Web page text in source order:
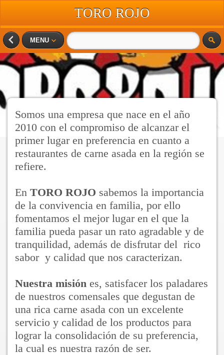
TORO ROJO
MENU
Somos una empresa que nace en el año
2010 con el compromiso de alcanzar el
primer lugar en preferencia en cuanto a
restaurantes de carne asada en la región se
refiere.
En TORO ROJO sabemos la importancia
de la convivencia en familia, por ello
fomentamos el mejor lugar en el que la
familia pueda pasar un rato agradable y de
tranquilidad, además de disfrutar del rico
sabor y calidad que nos caracterizan.
Nuestra misión es, satisfacer los paladares
de nuestros comensales que degustan de
una rica carne asada con un excelente
servicio y calidad de los productos para
lograr la consolidación de su preferencia,
la cual es nuestra razón de ser.